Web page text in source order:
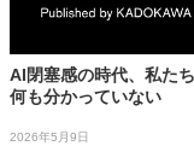
AI閉塞感の時代、私た
何も分かっていない
2026年5月9日